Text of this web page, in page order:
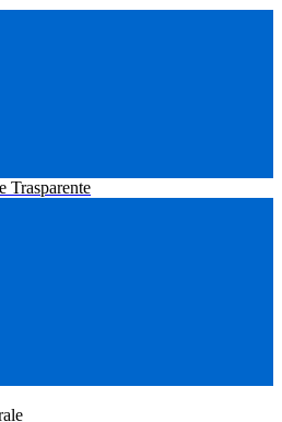
Trasparente